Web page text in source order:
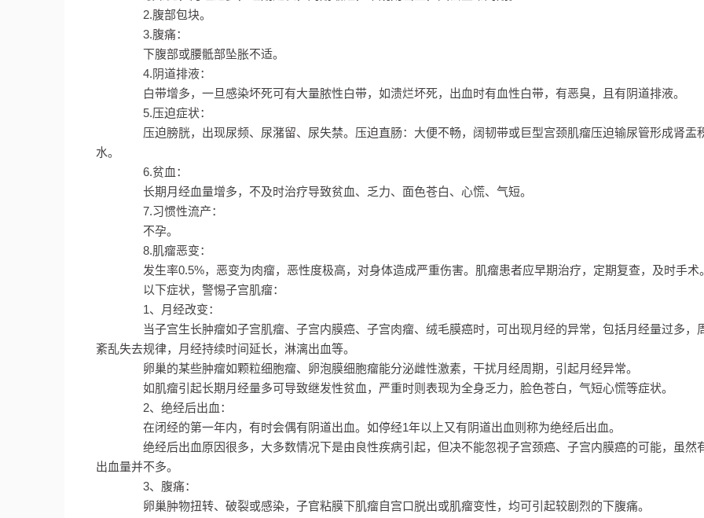
2.腹部包块。
3.腹痛：
下腹部或腰骶部坠胀不适。
4.阴道排液：
白带增多，一旦感染坏死可有大量脓性白带，如溃烂坏死，出血时有血性白带，有恶臭，且有阴道排液。
5.压迫症状：
压迫膀胱，出现尿频、尿潴留、尿失禁。压迫直肠：大便不畅，阔韧带或巨型宫颈肌瘤压迫输尿管形成肾盂
水。
6.贫血：
长期月经血量增多，不及时治疗导致贫血、乏力、面色苍白、心慌、气短。
7.习惯性流产：
不孕。
8.肌瘤恶变：
发生率0.5%，恶变为肉瘤，恶性度极高，对身体造成严重伤害。肌瘤患者应早期治疗，定期复查，及时手术
以下症状，警惕子宫肌瘤：
1、月经改变：
当子宫生长肿瘤如子宫肌瘤、子宫内膜癌、子宫肉瘤、绒毛膜癌时，可出现月经的异常，包括月经量过多，
紊乱失去规律，月经持续时间延长，淋漓出血等。
卵巢的某些肿瘤如颗粒细胞瘤、卵泡膜细胞瘤能分泌雌性激素，干扰月经周期，引起月经异常。
如肌瘤引起长期月经量多可导致继发性贫血，严重时则表现为全身乏力，脸色苍白，气短心慌等症状。
2、绝经后出血：
在闭经的第一年内，有时会偶有阴道出血。如停经1年以上又有阴道出血则称为绝经后出血。
绝经后出血原因很多，大多数情况下是由良性疾病引起，但决不能忽视子宫颈癌、子宫内膜癌的可能，虽然
出血量并不多。
3、腹痛：
卵巢肿物扭转、破裂或感染，子官粘膜下肌瘤自宫口脱出或肌瘤变性，均可引起较剧烈的下腹痛。